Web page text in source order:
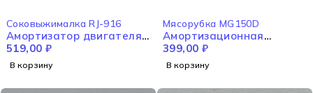
Соковыжималка RJ-916
Амортизатор двигателя
RJ-916
519,00 ₽
В корзину
Мясорубка MG150D
Амортизационная
накладка MG150D
399,00 ₽
В корзину